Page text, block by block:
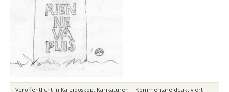
Veröffentlicht in Kaleidoskop, Karikaturen | Kommentare deaktiviertfür